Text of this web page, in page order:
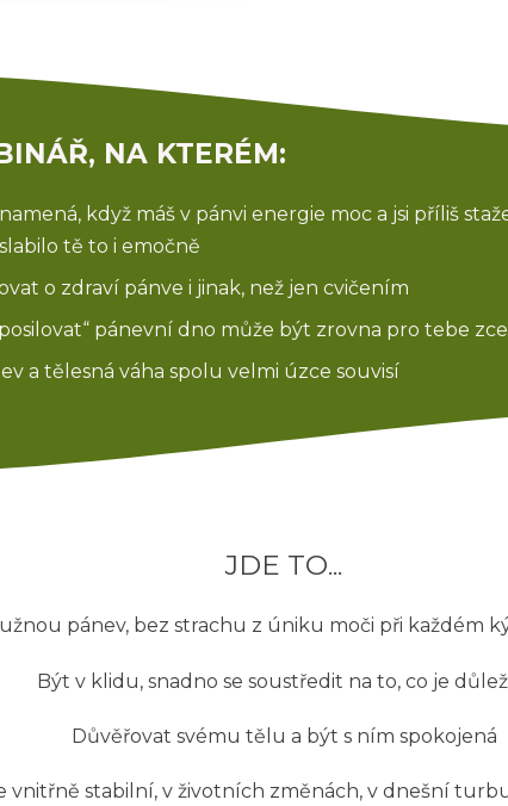
NA KTERÉM:
když máš v pánvi energie moc a jsi příliš
tě to i emočně
o zdraví pánve i jinak, než jen cvičením
pánevní dno může být zrovna pro tebe
a tělesná váha spolu velmi úzce souvisí
JDE TO...
pánev, bez strachu z úniku moči při každém
Být v klidu, snadno se soustředit na to, co je
Důvěřovat svému tělu a být s ním spokojená
vnitřně stabilní, v životních změnách, v dnešní